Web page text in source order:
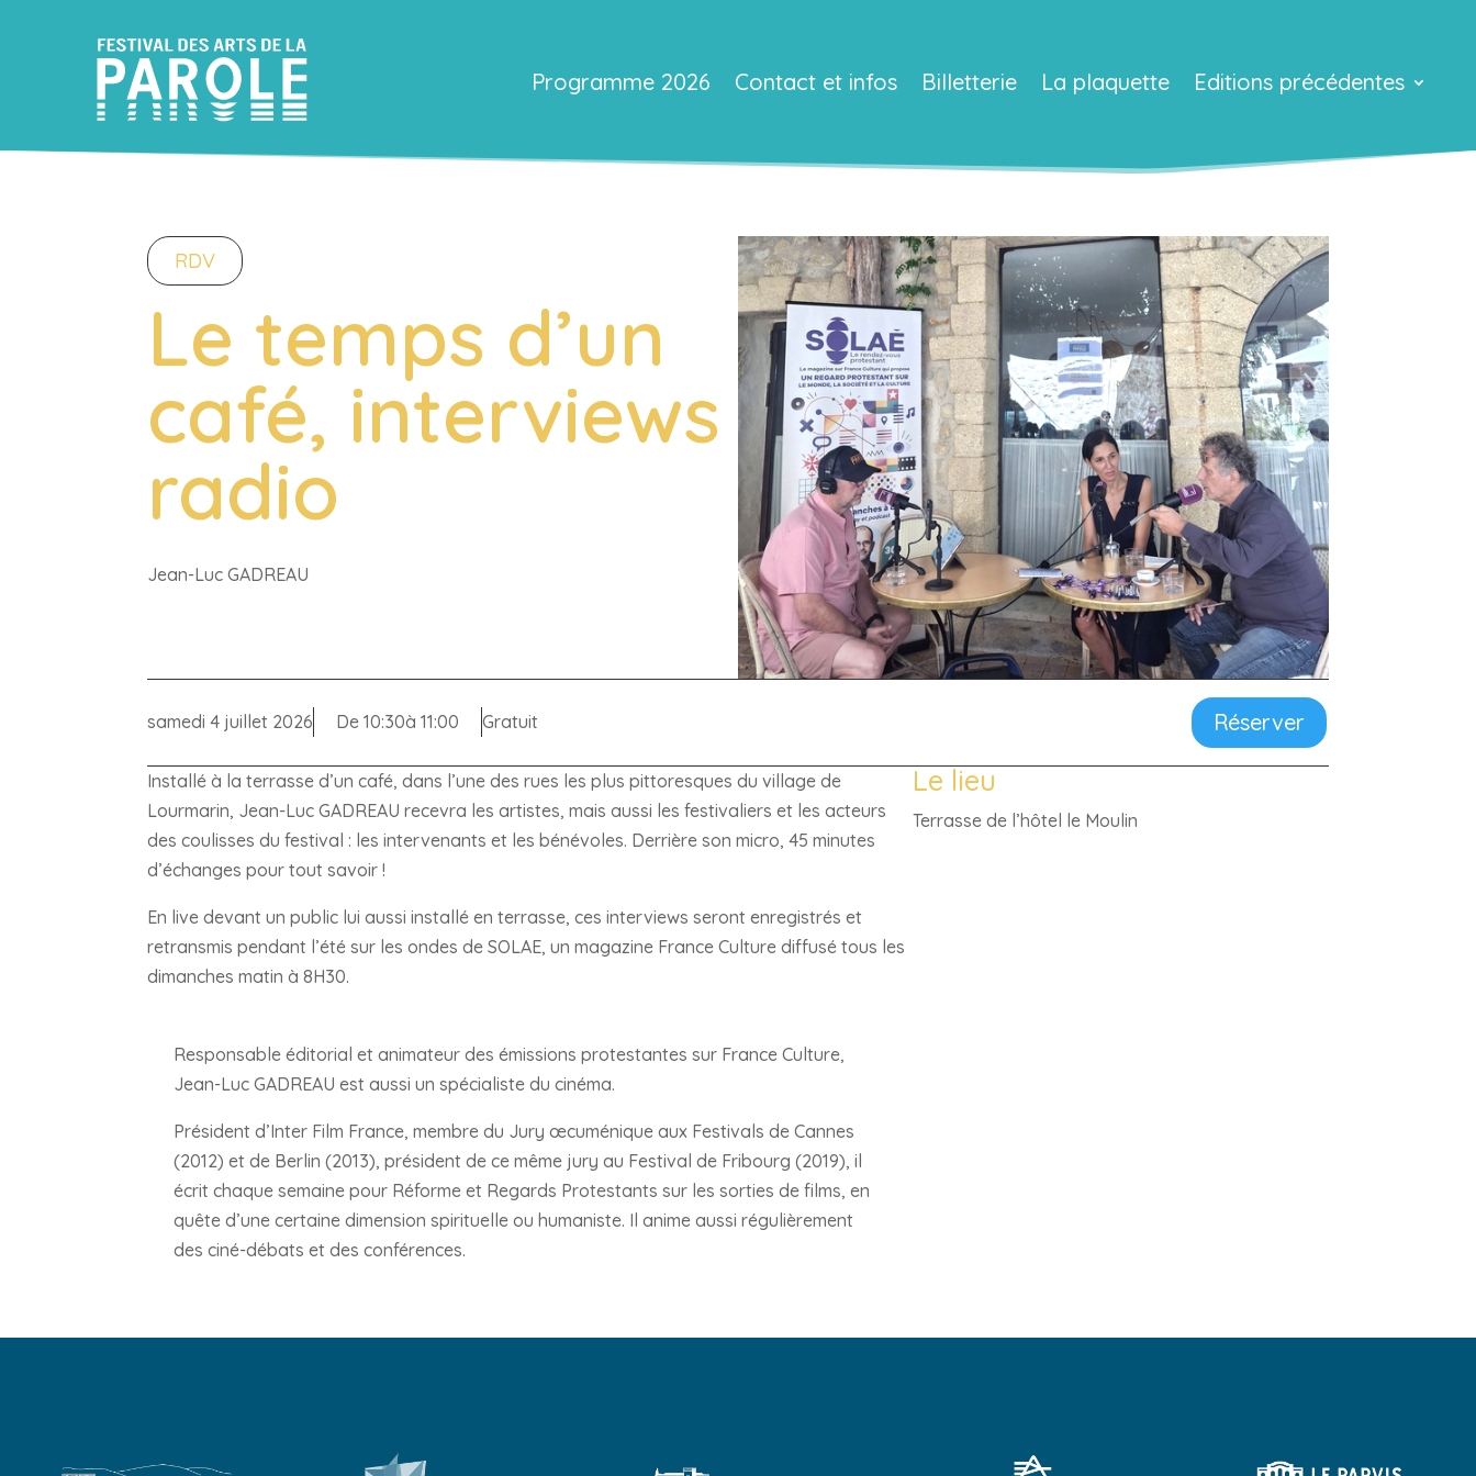
Programme 2026 Contact et infos Billetterie La plaquette Editions précédentes
RDV
Le temps d’un
café, interviews
radio
Jean-Luc GADREAU
samedi 4 juillet 2026 De 10:30à 11:00 Gratuit Réserver
Installé à la terrasse d’un café, dans l’une des rues les plus pittoresques du village de
Lourmarin, Jean-Luc GADREAU recevra les artistes, mais aussi les festivaliers et les acteurs
des coulisses du festival : les intervenants et les bénévoles. Derrière son micro, 45 minutes
d’échanges pour tout savoir !
En live devant un public lui aussi installé en terrasse, ces interviews seront enregistrés et
retransmis pendant l’été sur les ondes de SOLAE, un magazine France Culture diffusé tous les
dimanches matin à 8H30.
Responsable éditorial et animateur des émissions protestantes sur France Culture,
Jean-Luc GADREAU est aussi un spécialiste du cinéma.
Président d’Inter Film France, membre du Jury œcuménique aux Festivals de Cannes
(2012) et de Berlin (2013), président de ce même jury au Festival de Fribourg (2019), il
écrit chaque semaine pour Réforme et Regards Protestants sur les sorties de films, en
quête d’une certaine dimension spirituelle ou humaniste. Il anime aussi régulièrement
des ciné-débats et des conférences.
Le lieu
Terrasse de l’hôtel le Moulin